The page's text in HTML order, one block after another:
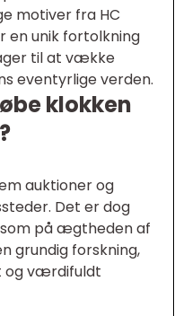
motiver fra HC
en unik fortolkning
til at vække
eventyrlige verden.
klokken
auktioner og
Det er dog
på ægtheden af
grundig forskning,
og værdifuldt